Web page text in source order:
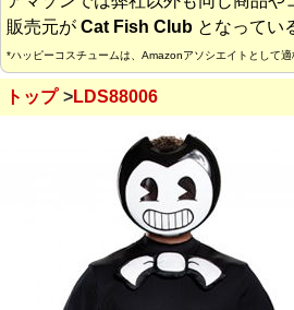
販売元が Cat Fish Club となってい
*ハッピーコスチュームは、Amazonアソシエイトとして適
トップ LDS88006